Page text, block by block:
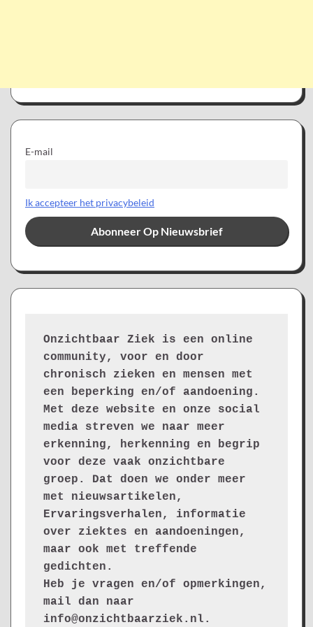
E-mail
Ik accepteer het privacybeleid
Onzichtbaar Ziek is een online
community, voor en door
chronisch zieken en mensen met
een beperking en/of aandoening.
Met deze website en onze social
media streven we naar meer
erkenning, herkenning en begrip
voor deze vaak onzichtbare
groep. Dat doen we onder meer
met nieuwsartikelen,
Ervaringsverhalen, informatie
over ziektes en aandoeningen,
maar ook met treffende
gedichten.
Heb je vragen en/of opmerkingen,
mail dan naar
info@onzichtbaarziek.nl.